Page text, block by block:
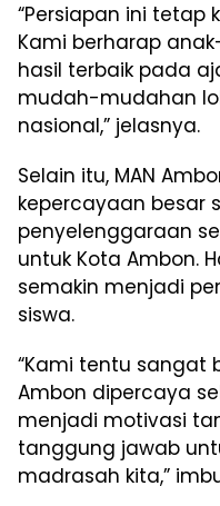
“Persiapan ini tetap
Kami berharap
hasil terbaik pada
mudah-mudahan
nasional,” jelasnya.
Selain itu, MAN
kepercayaan besar
penyelenggaraan
untuk Kota Ambon.
semakin menjadi
siswa.
“Kami tentu sangat
Ambon dipercaya
menjadi motivasi
tanggung jawab
madrasah kita,”